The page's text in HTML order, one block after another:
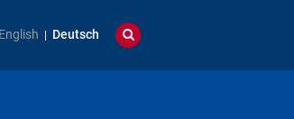
English Deutsch